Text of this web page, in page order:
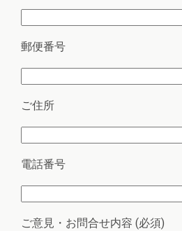
郵便番号
ご住所
電話番号
ご意見・お問合せ内容 (必須)